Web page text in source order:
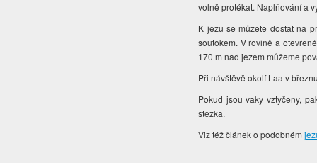
volně protékat. Naplňování a
K jezu se můžete dostat na
soutokem. V rovině a
170 m nad jezem můžeme
Při návštěvě okolí Laa v
Pokud jsou vaky vztyčeny,
stezka.
Viz též článek o podobném